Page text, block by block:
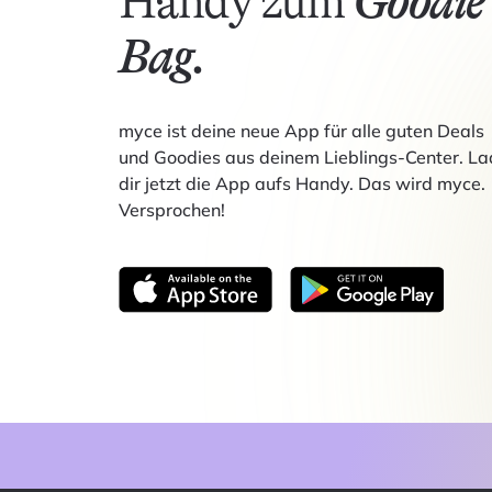
Bag.
myce ist deine neue App für alle guten Deals
und Goodies aus deinem Lieblings-Center.
dir jetzt die App aufs Handy. Das wird myce.
Versprochen!